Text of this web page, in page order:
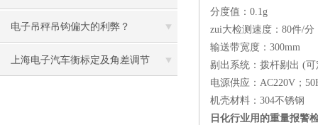
电子吊秤吊钩偏大的利弊？
上海电子汽车衡标定及角差调节
分度值：0.1g
zui大检测速度：80件/分
输送带宽度：300mm
剔出系统：拨杆剔出 (
电源供应：AC220V；
机壳材料：304不锈钢
日化行业用的重量报警